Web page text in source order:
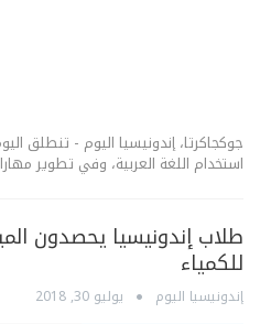
جوكجاكرتا، إندونيسيا اليوم - تنطلق
استخدام اللغة العربية، وفي تطوير
طلاب إندونيسيا يحصدون
للكمياء
إندونيسيا اليوم يوليو 30, 2018